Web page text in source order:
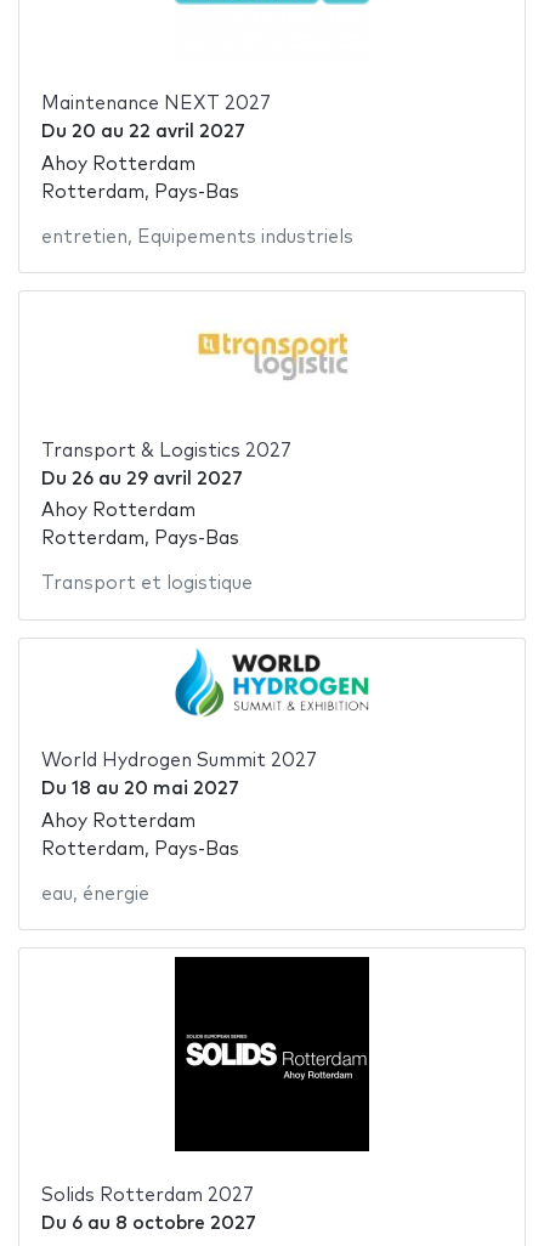
Maintenance NEXT 2027
Du 20 au 22 avril 2027
Ahoy Rotterdam
Rotterdam, Pays-Bas
entretien, Equipements industriels
Transport & Logistics 2027
Du 26au 29 avril 2027
Ahoy Rotterdam
Rotterdam, Pays-Bas
Transport et logistique
World Hydrogen Summit 2027
Du 18 au 20 mai 2027
Ahoy Rotterdam
Rotterdam, Pays-Bas
eau, énergie
Solids Rotterdam 2027
Du 6au 8 octobre 2027